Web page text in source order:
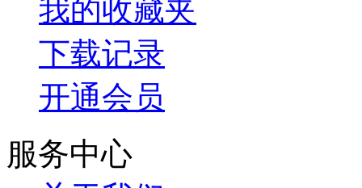
我的收藏夹
下载记录
开通会员
服务中心